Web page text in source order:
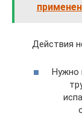
Действия
Нужно